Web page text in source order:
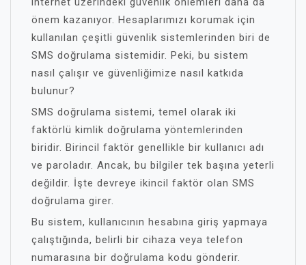
önem kazanıyor. Hesaplarımızı korumak için
kullanılan çeşitli güvenlik sistemlerinden biri de
SMS doğrulama sistemidir. Peki, bu sistem
nasıl çalışır ve güvenliğimize nasıl katkıda
bulunur?
SMS doğrulama sistemi, temel olarak iki
faktörlü kimlik doğrulama yöntemlerinden
biridir. Birincil faktör genellikle bir kullanıcı adı
ve paroladır. Ancak, bu bilgiler tek başına yeterli
değildir. İşte devreye ikincil faktör olan SMS
doğrulama girer.
Bu sistem, kullanıcının hesabına giriş yapmaya
çalıştığında, belirli bir cihaza veya telefon
numarasına bir doğrulama kodu gönderir.